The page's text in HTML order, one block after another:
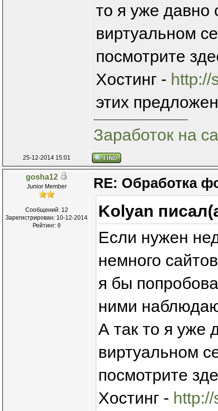
то я уже давно
виртуальном
посмотрите
Хостинг - http://
этих
Заработок на
25-12-2014 15:01
gosha12
Junior Member
Сообщений: 12
Зарегистрирован: 10-12-2014
Рейтинг: 0
RE: Обработка
Kolyan
Если нужен
немного
я бы
ними
А так то я уже
виртуальном
посмотрите
Хостинг -